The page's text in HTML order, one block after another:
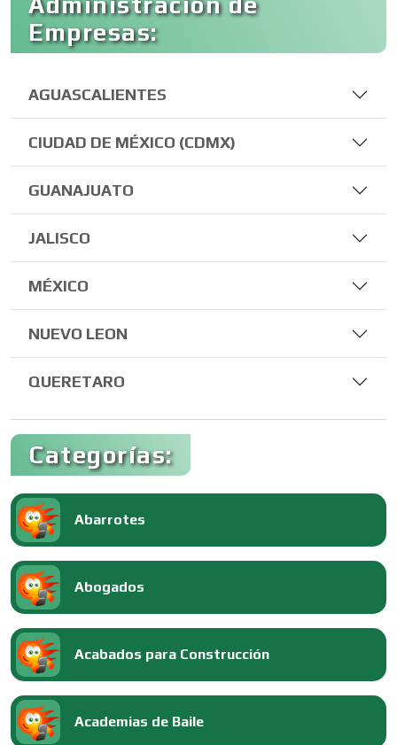
Empresas:
AGUASCALIENTES
CIUDAD DE MÉXICO (CDMX)
GUANAJUATO
JALISCO
MÉXICO
NUEVO LEON
QUERETARO
Categorías:
Abarrotes
Abogados
Acabados para Construcción
Academias de Baile